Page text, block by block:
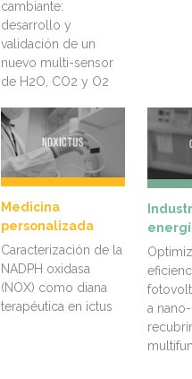
cambiante:
desarrollo y
validación de un
nuevo multi-sensor
de H2O, CO2 y O2
Medicina
personalizada
Caracterización de la
NADPH oxidasa
(NOX) como diana
terapéutica en ictus
a nano-